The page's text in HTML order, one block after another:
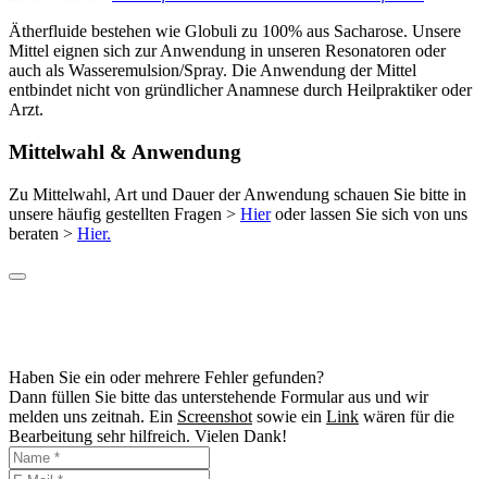
Optionen
können
auf
der
Produktseite
gewählt
Ätherfluide bestehen wie Globuli zu 100% aus Sacharose. Unsere
Mittel eignen sich zur Anwendung in unseren Resonatoren oder
auch als Wasseremulsion/Spray. Die Anwendung der Mittel
entbindet nicht von gründlicher Anamnese durch Heilpraktiker oder
Arzt.
Mittelwahl & Anwendung
Zu Mittelwahl, Art und Dauer der Anwendung schauen Sie bitte in
unsere häufig gestellten Fragen > Hieroder lassen Sie sich von uns
beraten > Hier.
Haben Sie ein oder mehrere Fehler gefunden?
Dann füllen Sie bitte das unterstehende Formular aus und wir
melden uns zeitnah. Ein Screenshot sowie ein Link wären für die
Bearbeitung sehr hilfreich. Vielen Dank!